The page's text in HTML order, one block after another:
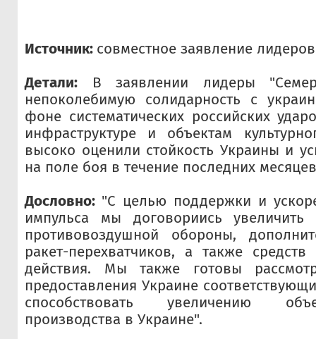
Источник: совместное заявление лидеров
Детали: В заявлении лидеры
непоколебимую солидарность с
фоне систематических российских
инфраструктуре и объектам
высоко оценили стойкость Украины и
на поле боя в течение последних
Дословно: "С целью поддержки и
импульса мы договориись увеличить
противовоздушной обороны,
ракет-перехватчиков, а также средств
действия. Мы также готовы
предоставления Украине
способствовать увеличению
производства в Украине".